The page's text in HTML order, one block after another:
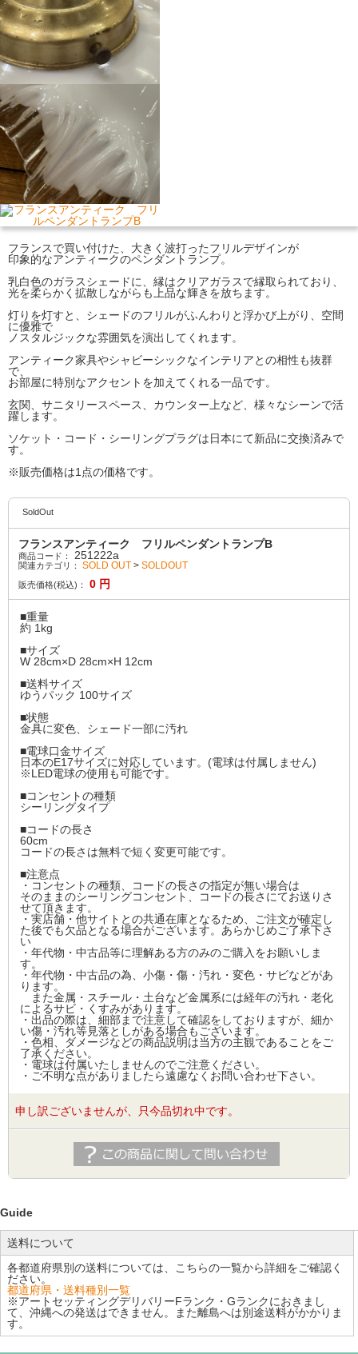
フランスで買い付けた、大きく波打ったフリルデザインが
印象的なアンティークのペンダントランプ。
乳白色のガラスシェードに、縁はクリアガラスで縁取られており、
光を柔らかく拡散しながらも上品な輝きを放ちます。
灯りを灯すと、シェードのフリルがふんわりと浮かび上がり、空間
に優雅で
ノスタルジックな雰囲気を演出してくれます。
アンティーク家具やシャビーシックなインテリアとの相性も抜群
で、
お部屋に特別なアクセントを加えてくれる一品です。
玄関、サニタリースペース、カウンター上など、様々なシーンで活
躍します。
ソケット・コード・シーリングプラグは日本にて新品に交換済みで
す。
※販売価格は1点の価格です。
SoldOut
フランスアンティーク フリルペンダントランプB
商品コード： 251222a
関連カテゴリ： SOLD OUT > SOLDOUT
販売価格(税込)： 0 円
■重量
約 1kg
■サイズ
W 28cm×D 28cm×H 12cm
■送料サイズ
ゆうパック 100サイズ
■状態
金具に変色、シェード一部に汚れ
■電球口金サイズ
日本のE17サイズに対応しています。(電球は付属しません)
※LED電球の使用も可能です。
■コンセントの種類
シーリングタイプ
■コードの長さ
60cm
コードの長さは無料で短く変更可能です。
■注意点
・コンセントの種類、コードの長さの指定が無い場合は
そのままのシーリングコンセント、コードの長さにてお送りさ
せて頂きます。
・実店舗・他サイトとの共通在庫となるため、ご注文が確定し
た後でも欠品となる場合がございます。あらかじめご了承下さ
い
・年代物・中古品等に理解ある方のみのご購入をお願いしま
す。
・年代物・中古品の為、小傷・傷・汚れ・変色・サビなどがあ
ります。
また金属・スチール・土台など金属系には経年の汚れ・老化
によるサビ・くすみがあります。
・出品の際は、細部まで注意して確認をしておりますが、細か
い傷・汚れ等見落としがある場合もございます。
・色相、ダメージなどの商品説明は当方の主観であることをご
了承ください。
・電球は付属いたしませんのでご注意ください。
・ご不明な点がありましたら遠慮なくお問い合わせ下さい。
申し訳ございませんが、只今品切れ中です。
Guide
送料について
各都道府県別の送料については、こちらの一覧から詳細をご確認く
ださい。
都道府県・送料種別一覧
※アートセッティングデリバリーFランク・Gランクにおきまし
て、沖縄への発送はできません。また離島へは別途送料がかかりま
す。